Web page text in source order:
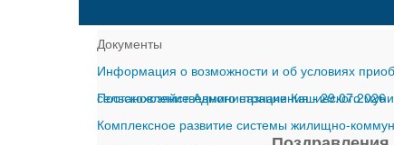
Документы
Информация о возможности и об условиях
сельскохозяйственного назначения-29.07.2026
Постановление Администрации Кашинского
Комплексное развитие системы жилищно-